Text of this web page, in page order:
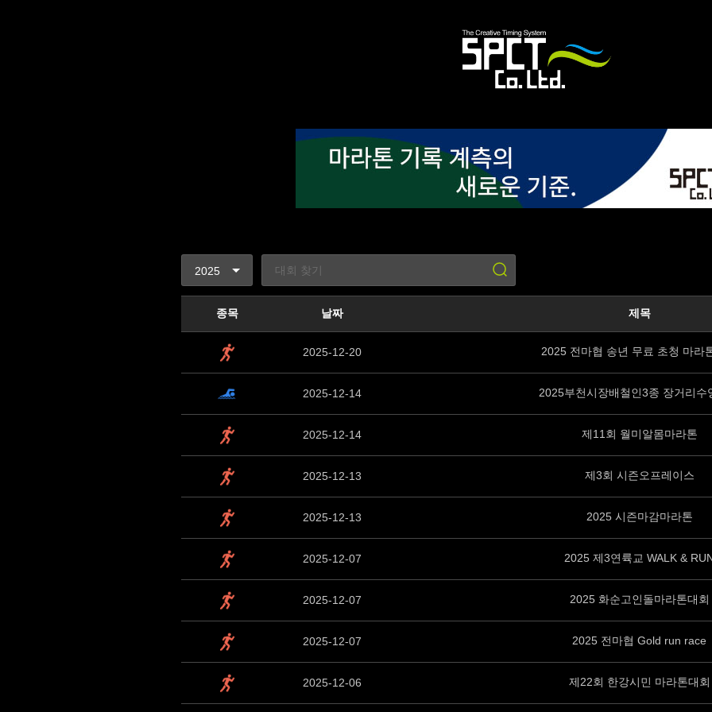
종목 날짜 제목
2025-12-20 2025 전마협 송년 무료 초청 마라
2025-12-14 2025부천시장배철인3종 장거리수
2025-12-14 제11회 월미알몸마라톤
2025-12-13 제3회 시즌오프레이스
2025-12-13 2025 시즌마감마라톤
2025-12-07 2025 제3연륙교 WALK &
2025-12-07 2025 화순고인돌마라톤대회
2025-12-07 2025 전마협 Gold run race
2025-12-06 제22회 한강시민 마라톤대회